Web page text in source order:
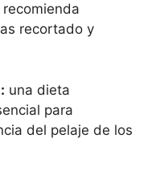
recortado y
una dieta
para
del pelaje de los